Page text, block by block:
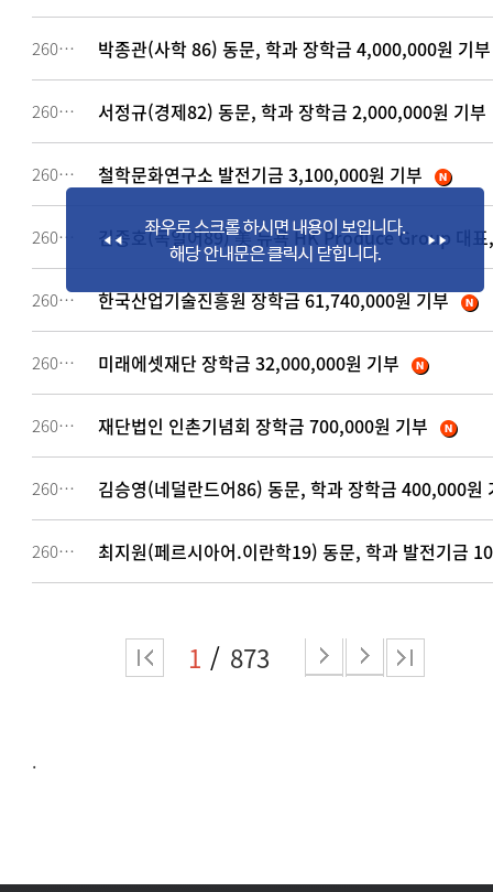
260657 박종관(사학 86) 동문, 학과 장학금 4,000,000원 기부
260656 서정규(경제82) 동문, 학과 장학금 2,000,000원 기부
260654 철학문화연구소 발전기금 3,100,000원 기부
260652 김종호(독일어89) 美 뉴욕 HK Produce Group 대
260651 한국산업기술진흥원 장학금 61,740,000원 기부
260650 미래에셋재단 장학금 32,000,000원 기부
260649 재단법인 인촌기념회 장학금 700,000원 기부
260648 김승영(네덜란드어86) 동문, 학과 장학금 400,000원
260642 최지원(페르시아어.이란학19) 동문, 학과 발전기금
1 873
.